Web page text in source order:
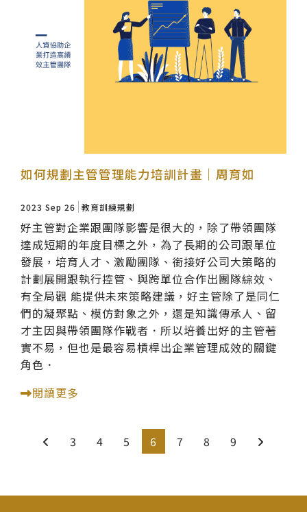
如何規劃主管管理能力培訓計畫｜周育如
2023 Sep 26 教育訓練規劃
好主管對企業跟團隊影響是很大的，除了帶領團隊
達成短期的年度目標之外，為了長期的公司跟單位
發展，培育人才、激勵團隊、銜接好公司大策略的
計劃展開跟執行控管、與跨單位合作出團隊綜效、
有全局觀 能提供未來策略建議，好主管除了是同仁
們的凝聚點、模仿對象之外，還是知識傳承人、留
才主因與帶領團隊作戰者．所以培養出好的主管著
實不易，但也是最容易槓桿出企業管理成效的關鍵
角色．
閱讀更多
3 4 5 6 7 8 9